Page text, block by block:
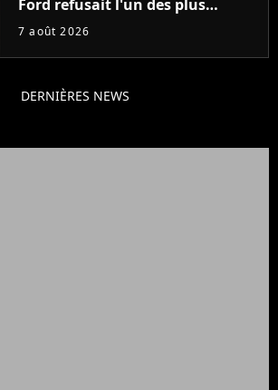
Ford refusait l'un des plus
grands succès de tous les temps
7 août 2026
DERNIÈRES NEWS